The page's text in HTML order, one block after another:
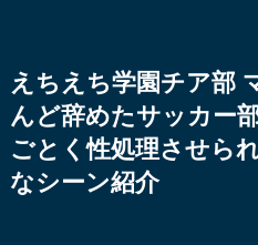
えちえち学園チア部
んど辞めたサッカー
ごとく性処理させら
なシーン紹介